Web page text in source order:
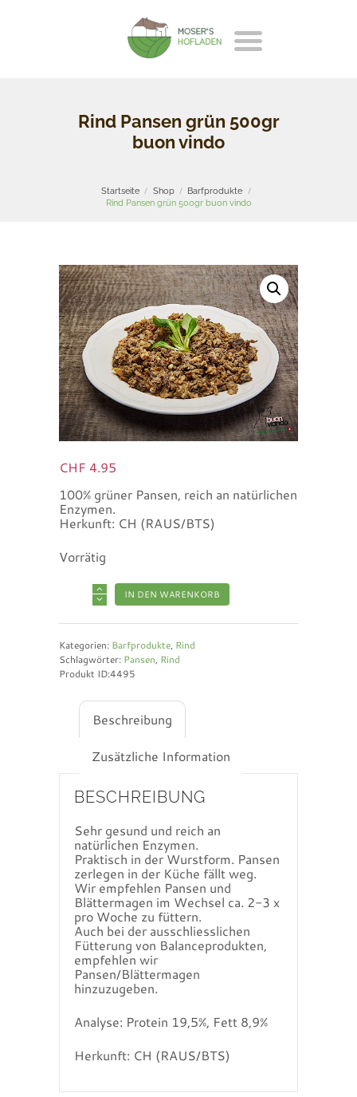
Rind Pansen grün 500gr
buon vindo
Startseite Shop
Barfprodukte
Rind Pansen grün 500gr buon vindo
CHF 4.95
100% grüner Pansen, reich an natürlichen
Enzymen.
Herkunft: CH (RAUS/BTS)
Vorrätig
IN DEN WARENKORB
Kategorien: Barfprodukte, Rind
Schlagwörter: Pansen, Rind
Produkt ID:4495
Beschreibung
Zusätzliche Information
BESCHREIBUNG
Sehr gesund und reich an
natürlichen Enzymen.
Praktisch in der Wurstform. Pansen
zerlegen in der Küche fällt weg.
Wir empfehlen Pansen und
Blättermagen im Wechsel ca. 2-3 x
pro Woche zu füttern.
Auch bei der ausschliesslichen
Fütterung von Balanceprodukten,
empfehlen wir
Pansen/Blättermagen
hinzuzugeben.
Analyse: Protein 19,5%, Fett 8,9%
Herkunft: CH (RAUS/BTS)